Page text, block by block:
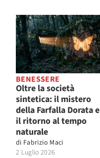
BENESSERE
Oltre la società
sintetica: il mistero
della Farfalla Dorata e
il ritorno al tempo
naturale
di Fabrizio Maci
2 Luglio 2026